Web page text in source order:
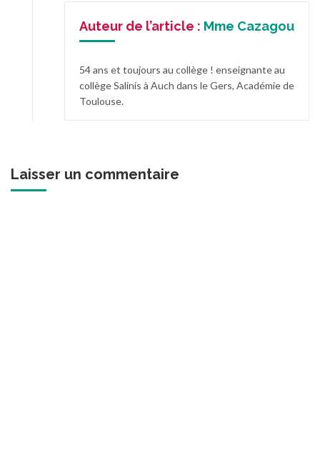
Auteur de l’article : Mme Cazagou
54 ans et toujours au collège ! enseignante au
collège Salinis à Auch dans le Gers, Académie de
Toulouse.
Laisser un commentaire